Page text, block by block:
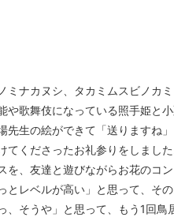
ナカヌシ、タカミムスビノカ
歌舞伎になっている照手姫と
先生の絵ができて「送りますね
くださったお礼参りをしました
、友達と遊びながらお花のコ
とレベルが高い」と思って、そ
そうや」と思って、もう1回鳥